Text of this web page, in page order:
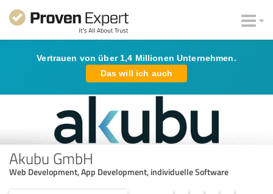
Vertrauen von über 1,4 Millionen Unternehmen.
Das will ich auch
Akubu GmbH
Web Development, App Development, individuelle Software